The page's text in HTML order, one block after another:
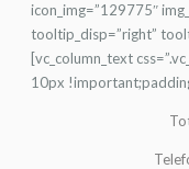
icon_img=”129775″
tooltip_disp=”right”
[vc_column_text
10px